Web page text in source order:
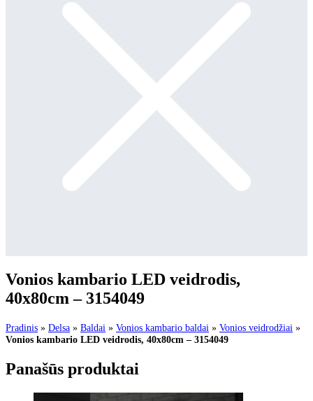
Vonios kambario LED veidrodis,
40x80cm – 3154049
Pradinis » Delsa » Baldai » Vonios kambario baldai » Vonios veidrodžiai »
Vonios kambario LED veidrodis, 40x80cm – 3154049
Panašūs produktai